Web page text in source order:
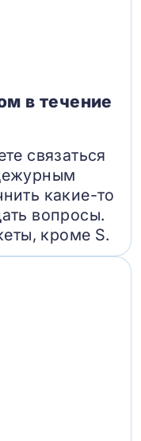
в течение
связаться
какие-то
вопросы.
кроме S.